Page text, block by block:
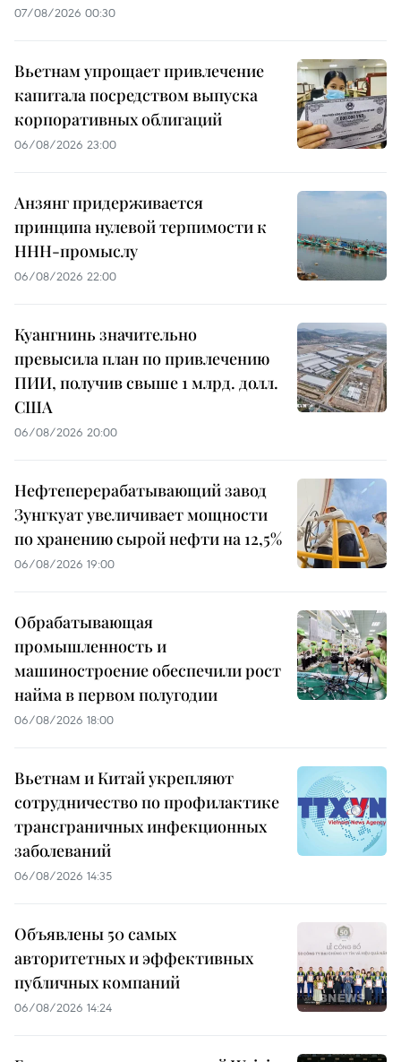
07/08/2026 00:30
Вьетнам упрощает привлечение
капитала посредством выпуска
корпоративных облигаций
06/08/2026 23:00
Анзянг придерживается
принципа нулевой терпимости к
ННН-промыслу
06/08/2026 22:00
Куангнинь значительно
превысила план по привлечению
ПИИ, получив свыше 1 млрд. долл.
США
06/08/2026 20:00
Нефтеперерабатывающий завод
Зунгкуат увеличивает мощности
по хранению сырой нефти на 12,5%
06/08/2026 19:00
Обрабатывающая
промышленность и
машиностроение обеспечили рост
найма в первом полугодии
06/08/2026 18:00
Вьетнам и Китай укрепляют
сотрудничество по профилактике
трансграничных инфекционных
заболеваний
06/08/2026 14:35
Объявлены 50 самых
авторитетных и эффективных
публичных компаний
06/08/2026 14:24